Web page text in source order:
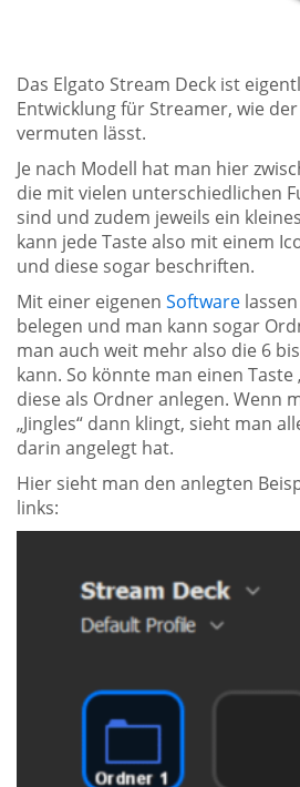
Das Elgato Stream Deck ist
Entwicklung für Streamer, wie
vermuten lässt.
Je nach Modell hat man hier
die mit vielen unterschiedlichen
sind und zudem jeweils ein
kann jede Taste also mit einem
und diese sogar beschriften.
Mit einer eigenen Software
belegen und man kann sogar
man auch weit mehr also die 6
kann. So könnte man einen Taste
diese als Ordner anlegen. Wenn
„Jingles“ dann klingt, sieht man
darin angelegt hat.
Hier sieht man den anlegten
links: